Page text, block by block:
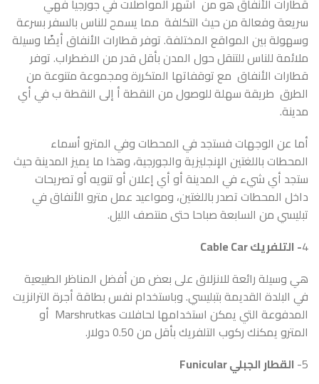
سريعة وفعالة من حيث التكلفة مما يسمح للناس بالسفر بسرعة
وسهولة بين المواقع المختلفة. توفر قطارات الأنفاق أيضًا وسيلة
ملائمة للناس للتنقل حول المدن بأقل قدر من الاضطراب. توفر
قطارات الأنفاق مع توقفاتها المتكررة ومجموعة متنوعة من
الطرق طريقة سهلة للوصول من النقطة أ إلى النقطة ب في أي
مدينة.
أما عن الوجهات فستجد في المحطات وفي المترو أسماء
المحطات باللغتين الإنجليزية والجورجية، وهذا ما يميز المدينة حيث
ستجد أي شيء في المدينة أو أي إعلان أو تنويه أو تصريحات
داخل المحطات تصدر باللغتين، ومواعيد عمل مترو الأنفاق في
تبليسي من السابعة صباحا حتى منتصف الليل.
4- التلفريك Cable Car
هي وسيلة رائعة للانزلاق على بعض من أفضل المناظر الطبيعية
في البلدة القديمة بتبليسي. وباستخدام نفس بطاقة أجرة الترانزيت
المدفوعة التي يمكن استخدامها لحافلات Marshrutkas أو
المترو يمكنك ركوب التلفريك بأقل من 0.50 دولار.
5- القطار الجبلي Funicular